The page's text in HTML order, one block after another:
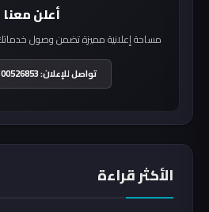
أعلن معنا
مساحة إعلانية مميزة تضمن وصول خدماتك
تواصل للإعلان: 009647700526853
الأكثر قراءة